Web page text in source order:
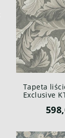
Tapeta
Exclusive